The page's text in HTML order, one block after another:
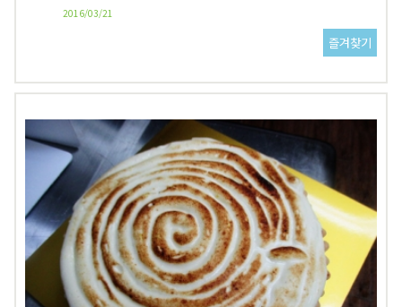
2016/03/21